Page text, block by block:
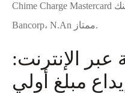
Chime Charge Mastercard المحمية الجديدة بالفعل من بنك
Bancorp، N.An ممتاز.
عبر الإنترنت:
مبلغ أولي